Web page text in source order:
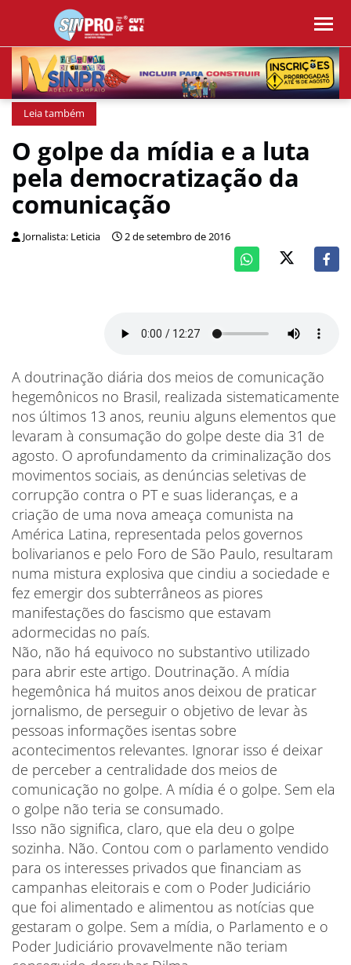
Leia também
O golpe da mídia e a luta
pela democratização da
comunicação
Jornalista: Leticia 2 de setembro de 2016
A doutrinação diária dos meios de comunicação
hegemônicos no Brasil, realizada sistematicamente
nos últimos 13 anos, reuniu alguns elementos que
levaram à consumação do golpe deste dia 31 de
agosto. O aprofundamento da criminalização dos
movimentos sociais, as denúncias seletivas de
corrupção contra o PT e suas lideranças, e a
criação de uma nova ameaça comunista na
América Latina, representada pelos governos
bolivarianos e pelo Foro de São Paulo, resultaram
numa mistura explosiva que cindiu a sociedade e
fez emergir dos subterrâneos as piores
manifestações do fascismo que estavam
adormecidas no país.
Não, não há equivoco no substantivo utilizado
para abrir este artigo. Doutrinação. A mídia
hegemônica há muitos anos deixou de praticar
jornalismo, de perseguir o objetivo de levar às
pessoas informações isentas sobre
acontecimentos relevantes. Ignorar isso é deixar
de perceber a centralidade dos meios de
comunicação no golpe. A mídia é o golpe. Sem ela
o golpe não teria se consumado.
Isso não significa, claro, que ela deu o golpe
sozinha. Não. Contou com o parlamento vendido
para os interesses privados que financiam as
campanhas eleitorais e com o Poder Judiciário
que foi alimentado e alimentou as notícias que
gestaram o golpe. Sem a mídia, o Parlamento e o
Poder Judiciário provavelmente não teriam